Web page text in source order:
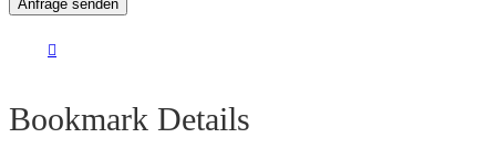
Bookmark Details